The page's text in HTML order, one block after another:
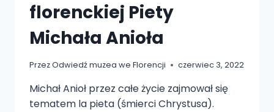
florenckiej Piety
Michała Anioła
PrzezOdwiedź muzea we Florencji czerwiec 3, 2022
Michał Anioł przez całe życie zajmował się
tematem la pieta (śmierci Chrystusa).